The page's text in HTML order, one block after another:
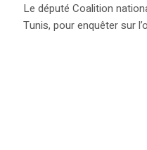
Le député Coalition
Tunis, pour enquêter sur